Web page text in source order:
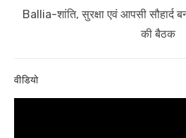
Next
Ballia-शांति, सुरक्षा एवं आपसी सौहार्द
की बैठक
वीडियो